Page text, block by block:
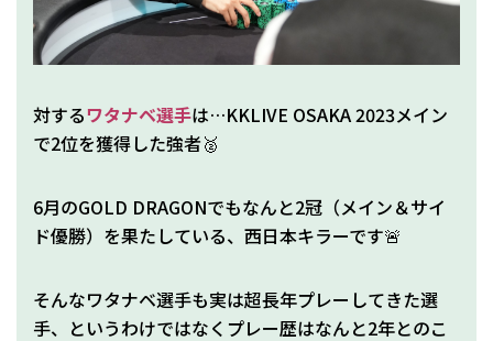
対するワタナベ選手は…KKLIVE OSAKA 2023メイン
で2位を獲得した強者🥈
6月のGOLD DRAGONでもなんと2冠（メイン＆サイ
ド優勝）を果たしている、西日本キラーです🚨
そんなワタナベ選手も実は超長年プレーしてきた選
手、というわけではなくプレー歴はなんと2年とのこ